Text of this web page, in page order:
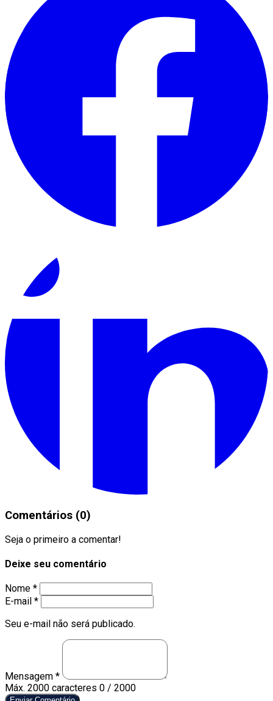
Comentários (0)
Seja o primeiro a comentar!
Deixe seu comentário
Nome *
E-mail *
Seu e-mail não será publicado.
Mensagem *
Máx. 2000 caracteres 0 / 2000